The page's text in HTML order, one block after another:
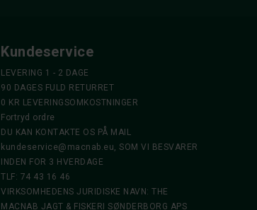
Kundeservice
LEVERING 1 - 2 DAGE
90 DAGES FULD RETURRET
0 KR LEVERINGSOMKOSTNINGER
Fortryd ordre
DU KAN KONTAKTE OS PÅ MAIL
kundeservice@macnab.eu, SOM VI BESVARER
INDEN FOR 3 HVERDAGE
TLF: 74 43 16 46
VIRKSOMHEDENS JURIDISKE NAVN: THE
MACNAB JAGT & FISKERI SØNDERBORG APS